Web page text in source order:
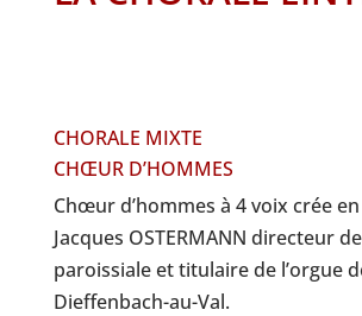
CHORALE MIXTE
CHŒUR D’HOMMES
Chœur d’hommes à 4 voix crée
Jacques OSTERMANN directeur
paroissiale et titulaire de l’orgue
Dieffenbach-au-Val.